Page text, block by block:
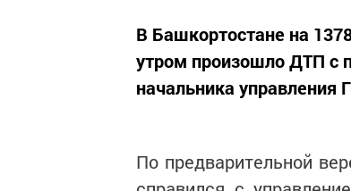
В Башкортостане на
утром произошло ДТП с
начальника
По предварительной